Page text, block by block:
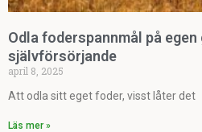
Odla foderspannmål på egen
självförsörjande
april 8, 2025
Att odla sitt eget foder, visst låter det
Läs mer »